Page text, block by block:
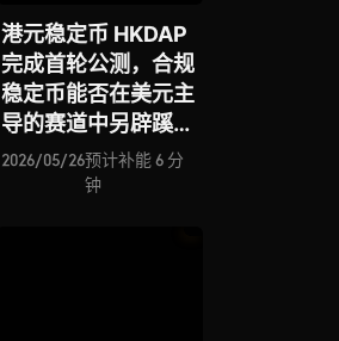
港元稳定币 HKDAP
完成首轮公测，合规
稳定币能否在美元主
导的赛道中另辟蹊
径？
2026/05/26预计补能 6 分
钟